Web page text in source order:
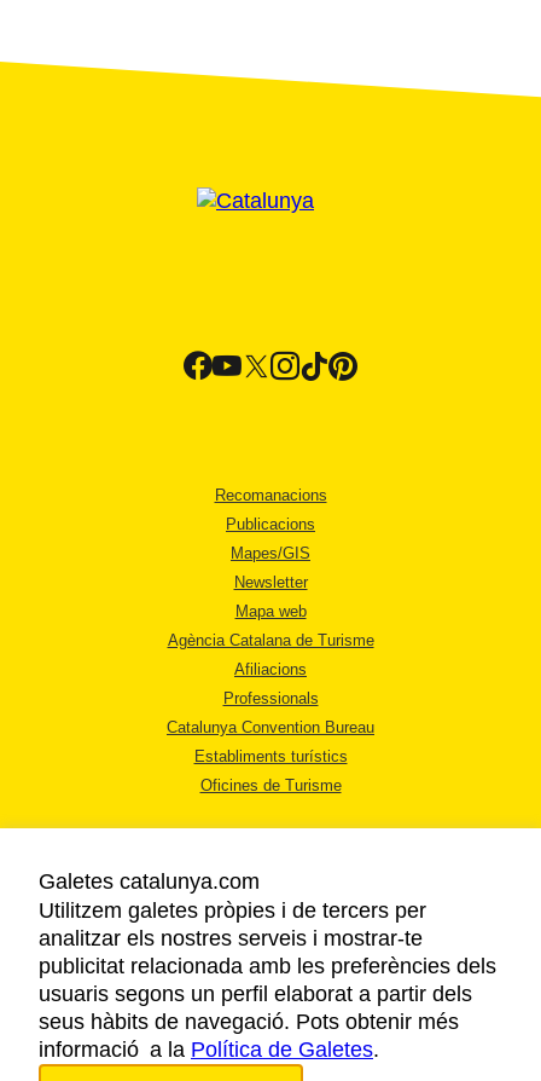
Recomanacions
Publicacions
Mapes/GIS
Newsletter
Mapa web
Agència Catalana de Turisme
Afiliacions
Professionals
Catalunya Convention Bureau
Establiments turístics
Oficines de Turisme
AVÍS LEGAL
POLÍTICA DE PRIVACITAT
COOKIES
ACCESSIBILITAT
Galetes catalunya.com
Utilitzem galetes pròpies i de tercers per
analitzar els nostres serveis i mostrar-te
publicitat relacionada amb les preferències dels
usuaris segons un perfil elaborat a partir dels
seus hàbits de navegació. Pots obtenir més
informació a la Política de Galetes.